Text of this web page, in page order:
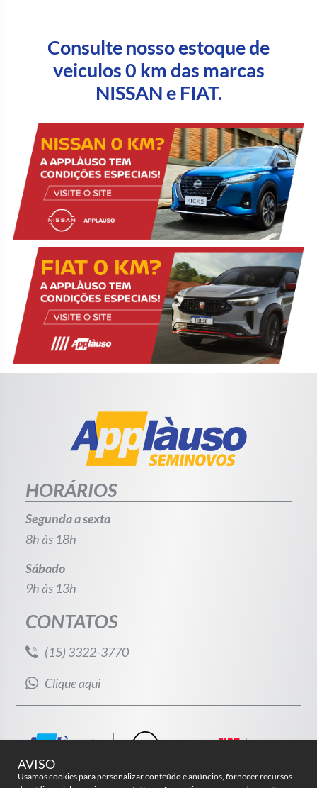
Consulte nosso estoque de
veiculos 0 km das marcas
NISSAN e FIAT.
HORÁRIOS
Segunda a sexta
8h às 18h
Sábado
9h às 13h
CONTATOS
(15) 3322-3770
Clique aqui
AVISO
Usamos cookies para personalizar conteúdo e anúncios, fornecer recursos